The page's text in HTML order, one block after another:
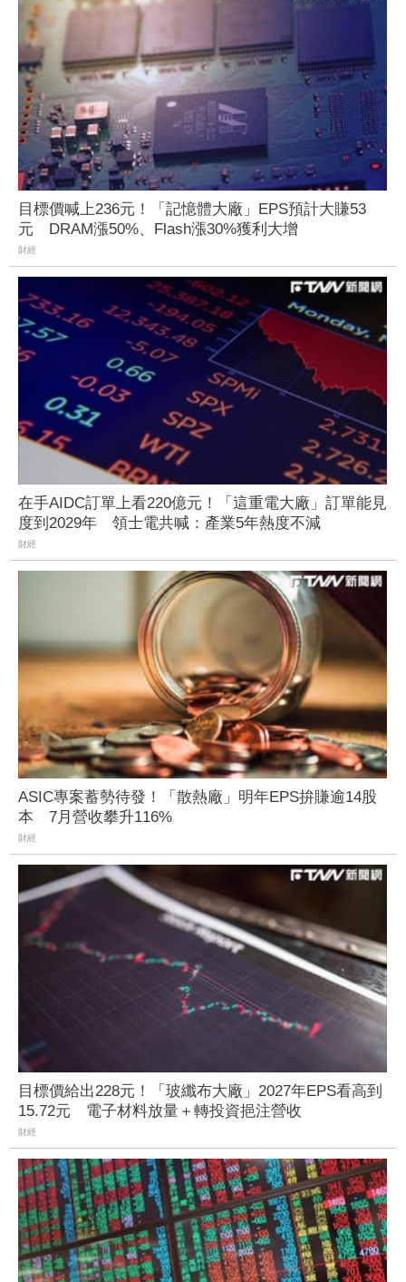
目標價喊上236元！「記憶體大廠」EPS預計大賺53
元 DRAM漲50%、Flash漲30%獲利大增
財經
在手AIDC訂單上看220億元！「這重電大廠」訂單能見
度到2029年 領士電共喊：產業5年熱度不減
財經
ASIC專案蓄勢待發！「散熱廠」明年EPS拚賺逾14股
本 7月營收攀升116%
財經
目標價給出228元！「玻纖布大廠」2027年EPS看高到
15.72元 電子材料放量＋轉投資挹注營收
財經